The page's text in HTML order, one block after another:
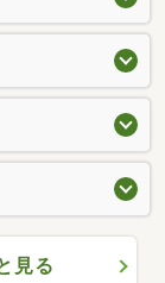
見る